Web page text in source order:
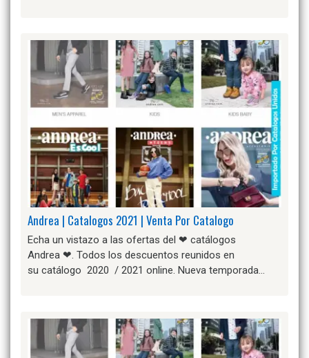
Andrea | Catalogos 2021 | Venta Por Catalogo
Echa un vistazo a las ofertas del ❤ catálogos
Andrea ❤. Todos los descuentos reunidos en
su catálogo 2020 / 2021 online. Nueva temporada…